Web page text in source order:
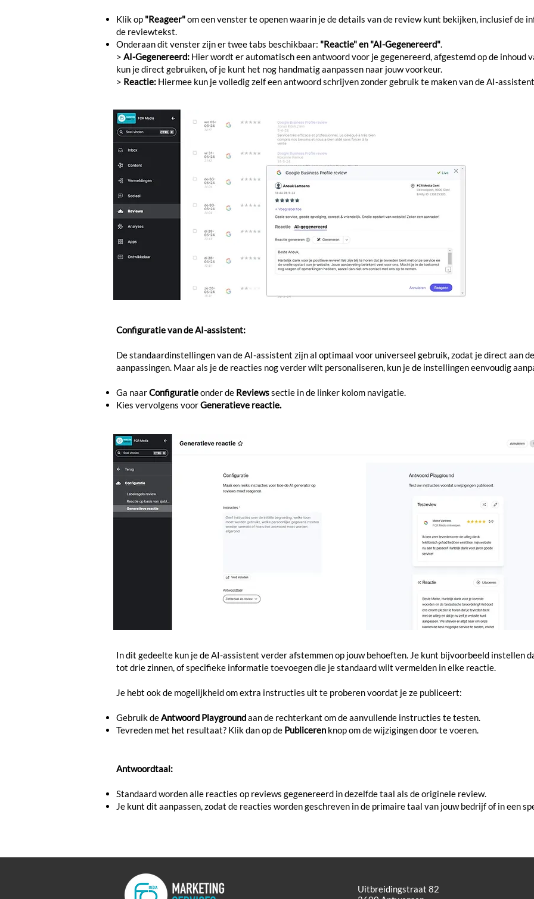
Klik op "Reageer"om een venster te openen waarin je de details van de review kunt bekijken, inclusief de
de reviewtekst.
Onderaan dit venster zijn er twee tabs beschikbaar: "Reactie" en "AI-Gegenereerd".
> AI-Gegenereerd: Hier wordt er automatisch een antwoord voor je gegenereerd, afgestemd op de inhoud
kun je direct gebruiken, of je kunt het nog handmatig aanpassen naar jouw voorkeur.
> Reactie: Hiermee kun je volledig zelf een antwoord schrijven zonder gebruik te maken van de AI-
Configuratie van de AI-assistent:
De standaardinstellingen van de AI-assistent zijn al optimaal voor universeel gebruik, zodat je direct aan
aanpassingen. Maar als je de reacties nog verder wilt personaliseren, kun je de instellingen eenvoudig
Ga naarConfiguratieonder de Reviewssectie in de linker kolom navigatie.
Kies vervolgens voorGeneratieve reactie.
In dit gedeelte kun je de AI-assistent verder afstemmen op jouw behoeften. Je kunt bijvoorbeeld instellen
tot drie zinnen, of specifieke informatie toevoegen die je standaard wilt vermelden in elke reactie.
Je hebt ook de mogelijkheid om extra instructies uit te proberen voordat je ze publiceert:
Gebruik deAntwoord Playgroundaan de rechterkant om de aanvullende instructies te testen.
Tevreden met het resultaat? Klik dan op de Publiceren knop om de wijzigingen door te voeren.
Antwoordtaal:
Standaard worden alle reacties op reviews gegenereerd in dezelfde taal als de originele review.
Je kunt dit aanpassen, zodat de reacties worden geschreven in de primaire taal van jouw bedrijf of in een
Uitbreidingstraat 82